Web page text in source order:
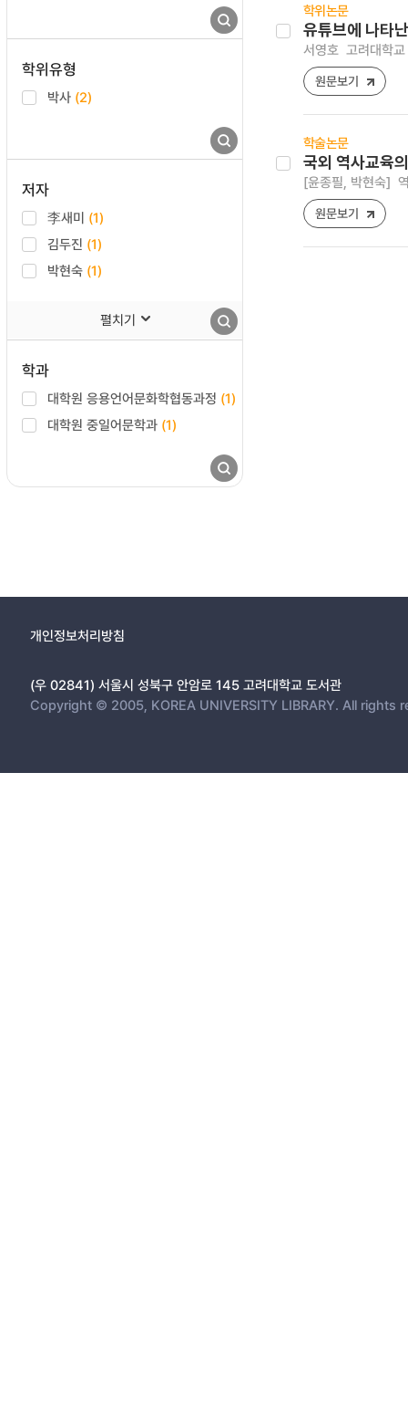
학위유형
박사 (2)
저자
李새미 (1)
김두진 (1)
박현숙 (1)
펼치기
학과
대학원 응용언어문화학협동과정 (1)
대학원 중일어문학과 (1)
학위논문
유튜브에 나타
서영호 고려대학
원문보기
학술논문
국외 역사교육
[윤종필, 박현숙]
원문보기
개인정보처리방침
(우 02841) 서울시 성북구 안암로 145 고려대학교 도서관
Copyright © 2005, KOREA UNIVERSITY LIBRARY. All rights